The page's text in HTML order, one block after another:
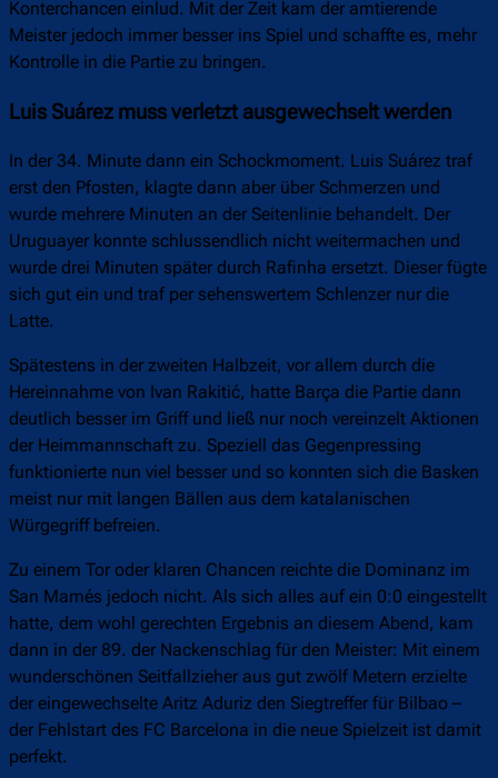
Konterchancen einlud. Mit der Zeit kam der amtierende
Meister jedoch immer besser ins Spiel und schaffte es, mehr
Kontrolle in die Partie zu bringen.
Luis Suárez muss verletzt ausgewechselt werden
In der 34. Minute dann ein Schockmoment. Luis Suárez traf
erst den Pfosten, klagte dann aber über Schmerzen und
wurde mehrere Minuten an der Seitenlinie behandelt. Der
Uruguayer konnte schlussendlich nicht weitermachen und
wurde drei Minuten später durch Rafinha ersetzt. Dieser fügte
sich gut ein und traf per sehenswertem Schlenzer nur die
Latte.
Spätestens in der zweiten Halbzeit, vor allem durch die
Hereinnahme von Ivan Rakitić, hatte Barça die Partie dann
deutlich besser im Griff und ließ nur noch vereinzelt Aktionen
der Heimmannschaft zu. Speziell das Gegenpressing
funktionierte nun viel besser und so konnten sich die Basken
meist nur mit langen Bällen aus dem katalanischen
Würgegriff befreien.
Zu einem Tor oder klaren Chancen reichte die Dominanz im
San Mamés jedoch nicht. Als sich alles auf ein 0:0 eingestellt
hatte, dem wohl gerechten Ergebnis an diesem Abend, kam
dann in der 89. der Nackenschlag für den Meister: Mit einem
wunderschönen Seitfallzieher aus gut zwölf Metern erzielte
der eingewechselte Aritz Aduriz den Siegtreffer für Bilbao –
der Fehlstart des FC Barcelona in die neue Spielzeit ist damit
perfekt.